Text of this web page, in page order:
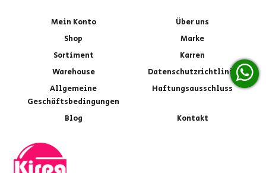
Mein Konto
Über uns
Shop
Marke
Sortiment
Karren
Warehouse
Datenschutzrichtlinie
Allgemeine
Geschäftsbedingungen
Haftungsausschluss
Blog Kontakt